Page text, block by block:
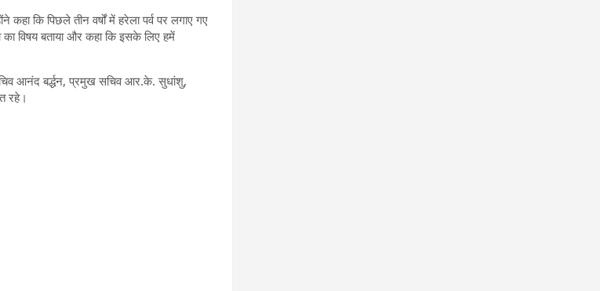
कि पिछले तीन वर्षों में हरेला पर्व पर लगाए गए
का विषय बताया और कहा कि इसके लिए हमें
आनंद बर्द्धन, प्रमुख सचिव आर.के. सुधांशु,
रहे।